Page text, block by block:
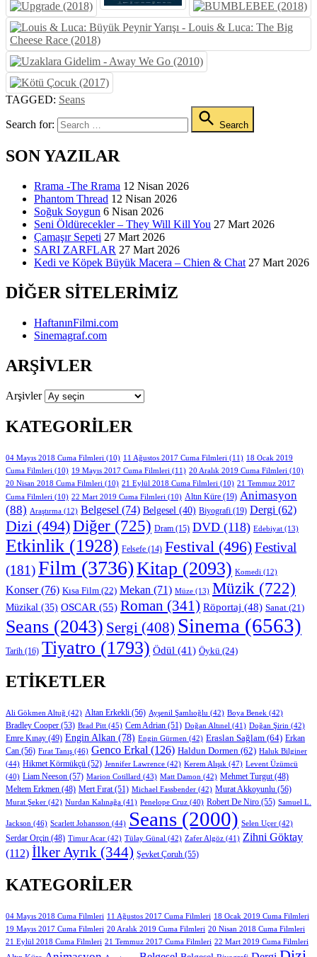
TAGGED: Seans
Search for: Search
SON YAZILAR
Rrama -The Rrama 12 Nisan 2026
Phantom Thread 12 Nisan 2026
Soğuk Soygun 6 Nisan 2026
Seni Öldürecekler – They Will Kill You 27 Mart 2026
Çamaşır Sepeti 27 Mart 2026
SARI ZARFLAR 27 Mart 2026
Kedi ve Köpek Büyük Macera – Chien & Chat 27 Mart 2026
DIĞER SITELERIMIZ
HaftanınFilmi.com
Sinemagraf.com
ARŞIVLER
Arşivler
KATEGORILER
04 Mayıs 2018 Cuma Filmleri (10) 11 Ağustos 2017 Cuma Filmleri (11) 18 Ocak 2019
Cuma Filmleri (10) 19 Mayıs 2017 Cuma Filmleri (11) 20 Aralık 2019 Cuma Filmleri (10)
20 Nisan 2018 Cuma Filmleri (10) 21 Eylül 2018 Cuma Filmleri (10) 21 Temmuz 2017
Cuma Filmleri (10) 22 Mart 2019 Cuma Filmleri (10) Altın Küre (19) Animasyon
(88) Araştırma (12) Belgesel (74) Belgesel (40) Biyografi (19) Dergi (62)
Dizi (494)Diğer (725) Dram (15) DVD (118) Edebiyat (13)
Etkinlik (1928) Felsefe (14) Festival (496)Festival
(181)Film (3736)Kitap (2093) Komedi (12)
Konser(76) Kısa Film (22) Mekan (71) Müze (13) Müzik (722)
Müzikal (35) OSCAR (55) Roman (341) Röportaj (48) Sanat (21)
Seans (2043) Sergi (408) Sinema (6563)
Tarih (16) Tiyatro (1793) Ödül (41) Öykü (24)
ETIKETLER
Ali Gökmen Altuğ (42) Altan Erkekli (56) Ayşenil Şamlıoğlu (42) Boya Benek (42)
Bradley Cooper (53) Brad Pitt (45) Cem Adrian (51) Doğan Altınel (41) Doğan Şirin (42)
Emre Kınay (49) Engin Alkan (78) Engin Gürmen (42) Eraslan Sağlam (64) Erkan
Can (56) Fırat Tanış (46) Genco Erkal (126) Haldun Dormen (62) Haluk Bilginer
(44) Hikmet Körmükçü (52) Jennifer Lawrence (42) Kerem Alışık (47) Levent Üzümcü
(40) Liam Neeson (57) Marion Cotillard (43) Matt Damon (42) Mehmet Turgut (48)
Meltem Erkmen (48) Mert Fırat(51) Michael Fassbender (42) Murat Akkoyunlu (56)
Murat Şeker (42) Nurdan Kalınağa (41) Penelope Cruz (40) Robert De Niro (55) Samuel L.
Jackson (46) Scarlett Johansson (44) Seans (2000) Selen Uçer (42)
Serdar Orçin (48) Timur Acar (42) Tülay Günal (42) Zafer Algöz (41) Zihni Göktay
(112) İlker Ayrık (344) Şevket Çoruh (55)
KATEGORILER
04 Mayıs 2018 Cuma Filmleri 11 Ağustos 2017 Cuma Filmleri 18 Ocak 2019 Cuma Filmleri
19 Mayıs 2017 Cuma Filmleri 20 Aralık 2019 Cuma Filmleri 20 Nisan 2018 Cuma Filmleri
21 Eylül 2018 Cuma Filmleri 21 Temmuz 2017 Cuma Filmleri 22 Mart 2019 Cuma Filmleri